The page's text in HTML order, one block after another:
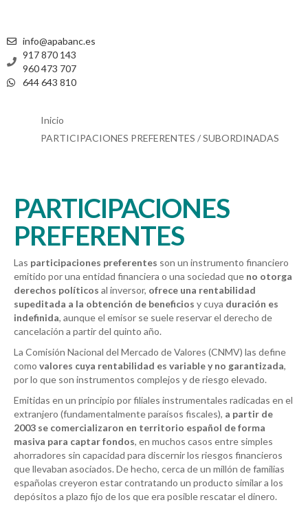
info@apabanc.es
917 870 143
960 473 707
644 643 810
Inicio
PARTICIPACIONES PREFERENTES / SUBORDINADAS
PARTICIPACIONES
PREFERENTES
Las participaciones preferentes son un instrumento financiero
emitido por una entidad financiera o una sociedad que no otorga
derechos políticos al inversor, ofrece una rentabilidad
supeditada a la obtención de beneficios y cuya duración es
indefinida, aunque el emisor se suele reservar el derecho de
cancelación a partir del quinto año.
La Comisión Nacional del Mercado de Valores (CNMV) las define
como valores cuya rentabilidad es variable y no garantizada,
por lo que son instrumentos complejos y de riesgo elevado.
Emitidas en un principio por filiales instrumentales radicadas en el
extranjero (fundamentalmente paraísos fiscales), a partir de
2003 se comercializaron en territorio español de forma
masiva para captar fondos, en muchos casos entre simples
ahorradores sin capacidad para discernir los riesgos financieros
que llevaban asociados. De hecho, cerca de un millón de familias
españolas creyeron estar contratando un producto similar a los
depósitos a plazo fijo de los que era posible rescatar el dinero.